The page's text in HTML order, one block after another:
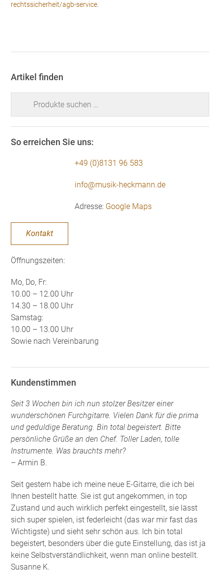
rechtssicherheit/agb-service
Artikel finden
So erreichen Sie uns:
+49 (0)8131 96 583
info@musik-heckmann.de
Adresse: Google Maps
Kontakt
Öffnungszeiten:
Mo, Do, Fr:
10.00 – 12.00 Uhr
14.30 – 18.00 Uhr
Samstag:
10.00 – 13.00 Uhr
Sowie nach Vereinbarung
Kundenstimmen
Seit 3 Wochen bin ich nun stolzer Besitzer einer
wunderschönen Furchgitarre. Vielen Dank für die prima
und geduldige Beratung. Bin total begeistert. Bitte
persönliche Grüße an den Chef. Toller Laden, tolle
Instrumente. Was brauchts mehr?
– Armin B.
Seit gestern habe ich meine neue E-Gitarre, die ich bei
Ihnen bestellt hatte. Sie ist gut angekommen, in top
Zustand und auch wirklich perfekt eingestellt, sie lässt
sich super spielen, ist federleicht (das war mir fast das
Wichtigste) und sieht sehr schön aus. Ich bin total
begeistert, besonders über die gute Einstellung, das ist ja
keine Selbstverständlichkeit, wenn man online bestellt.
Susanne K.